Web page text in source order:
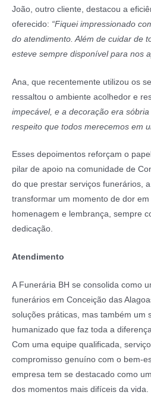
João, outro cliente, destacou a
oferecido: “Fiquei impressionado
do atendimento. Além de cuidar de
esteve sempre disponível para nos
Ana, que recentemente utilizou os
ressaltou o ambiente acolhedor e
impecável, e a decoração era
respeito que todos merecemos em
Esses depoimentos reforçam o
pilar de apoio na comunidade de
do que prestar serviços funerários,
transformar um momento de dor
homenagem e lembrança, sempre
dedicação.
Atendimento
A Funerária BH se consolida como
funerários em Conceição das
soluções práticas, mas também um
humanizado que faz toda a
Com uma equipe qualificada,
compromisso genuíno com o bem-
empresa tem se destacado como
dos momentos mais difíceis da